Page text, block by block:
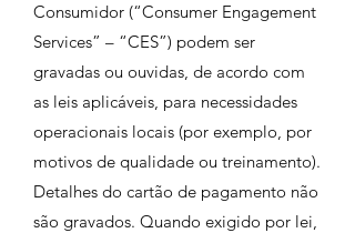
Consumidor (“Consumer Engagement
Services” – “CES”) podem ser
gravadas ou ouvidas, de acordo com
as leis aplicáveis, para necessidades
operacionais locais (por exemplo, por
motivos de qualidade ou treinamento).
Detalhes do cartão de pagamento não
são gravados. Quando exigido por lei,